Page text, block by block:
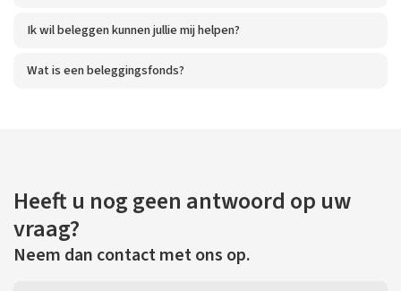
Ik wil beleggen kunnen jullie mij helpen?
Wat is een beleggingsfonds?
Heeft u nog geen antwoord op uw
vraag?
Neem dan contact met ons op.